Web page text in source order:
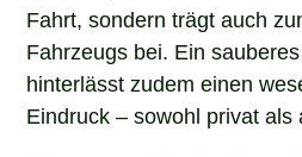
Fahrt, sondern trägt auch
Fahrzeugs bei. Ein
hinterlässt zudem einen
Eindruck – sowohl privat als